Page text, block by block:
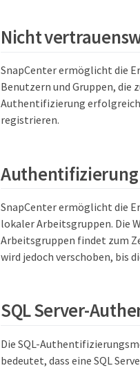
Nicht
SnapCenter ermöglicht die
Benutzern und Gruppen, die
Authentifizierung erfolgreich
registrieren.
SnapCenter ermöglicht die
lokaler Arbeitsgruppen. Die
Arbeitsgruppen findet zum
wird jedoch verschoben, bis
SQL Server-
Die SQL-
bedeutet, dass eine SQL